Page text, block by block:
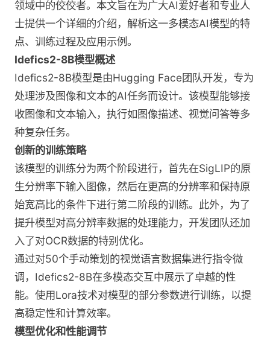
领域中的佼佼者。本文旨在为广大AI爱好者和专业人
士提供一个详细的介绍，解析这一多模态AI模型的特
点、训练过程及应用示例。
Idefics2-8B模型概述
Idefics2-8B模型是由Hugging Face团队开发，专为
处理涉及图像和文本的AI任务而设计。该模型能够接
收图像和文本输入，执行如图像描述、视觉问答等多
种复杂任务。
创新的训练策略
该模型的训练分为两个阶段进行，首先在SigLIP的原
生分辨率下输入图像，然后在更高的分辨率和保持原
始宽高比的条件下进行第二阶段的训练。此外，为了
提升模型对高分辨率数据的处理能力，开发团队还加
入了对OCR数据的特别优化。
通过对50个手动策划的视觉语言数据集进行指令微
调，Idefics2-8B在多模态交互中展示了卓越的性
能。使用Lora技术对模型的部分参数进行训练，以提
高稳定性和计算效率。
模型优化和性能调节